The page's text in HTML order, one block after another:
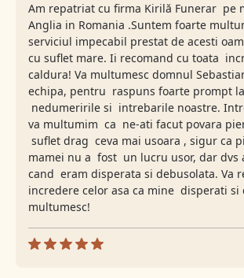
Am repatriat cu firma Kirilă Funerar pe
Anglia in Romania .Suntem foarte
serviciul impecabil prestat de acesti
cu suflet mare. Ii recomand cu toata
caldura! Va multumesc domnul
echipa, pentru raspuns foarte prompt
nedumeririle si intrebarile noastre.
va multumim ca ne-ati facut povara
suflet drag ceva mai usoara , sigur ca
mamei nu a fost un lucru usor, dar dvs
cand eram disperata si debusolata. Va
incredere celor asa ca mine disperati si
multumesc!